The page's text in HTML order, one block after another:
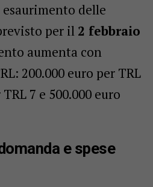
delle
per il 2 febbraio
aumenta con
200.000 euro per TRL
7 e 500.000 euro
e spese